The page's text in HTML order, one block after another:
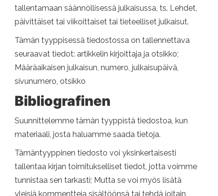
tallentamaan säännöllisessä julkaisussa, ts. Lehdet,
päivittäiset tai viikoittaiset tai tieteelliset julkaisut.
Tämän tyyppisessä tiedostossa on tallennettava
seuraavat tiedot: artikkelin kirjoittaja ja otsikko;
Määräaikaisen julkaisun, numero, julkaisupäivä,
sivunumero, otsikko
Bibliografinen
Suunnittelemme tämän tyyppistä tiedostoa, kun
materiaali, josta haluamme saada tietoja.
Tämäntyyppinen tiedosto voi yksinkertaisesti
tallentaa kirjan toimitukselliset tiedot, jotta voimme
tunnistaa sen tarkasti; Mutta se voi myös lisätä
yleisiä kommentteja sisältöönsä tai tehdä joitain